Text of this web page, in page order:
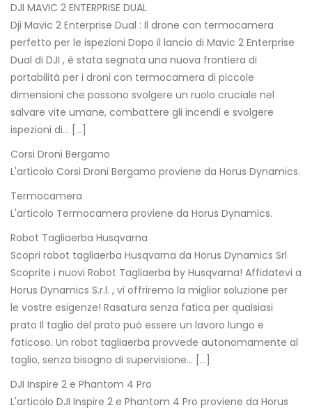
DJI MAVIC 2 ENTERPRISE DUAL
Dji Mavic 2 Enterprise Dual : Il drone con termocamera
perfetto per le ispezioni Dopo il lancio di Mavic 2 Enterprise
Dual di DJI , è stata segnata una nuova frontiera di
portabilità per i droni con termocamera di piccole
dimensioni che possono svolgere un ruolo cruciale nel
salvare vite umane, combattere gli incendi e svolgere
ispezioni di… […]
Corsi Droni Bergamo
L'articolo Corsi Droni Bergamo proviene da Horus Dynamics.
Termocamera
L'articolo Termocamera proviene da Horus Dynamics.
Robot Tagliaerba Husqvarna
Scopri robot tagliaerba Husqvarna da Horus Dynamics Srl
Scoprite i nuovi Robot Tagliaerba by Husqvarna! Affidatevi a
Horus Dynamics S.r.l. , vi offriremo la miglior soluzione per
le vostre esigenze! Rasatura senza fatica per qualsiasi
prato Il taglio del prato può essere un lavoro lungo e
faticoso. Un robot tagliaerba provvede autonomamente al
taglio, senza bisogno di supervisione… […]
DJI Inspire 2 e Phantom 4 Pro
L'articolo DJI Inspire 2 e Phantom 4 Pro proviene da Horus